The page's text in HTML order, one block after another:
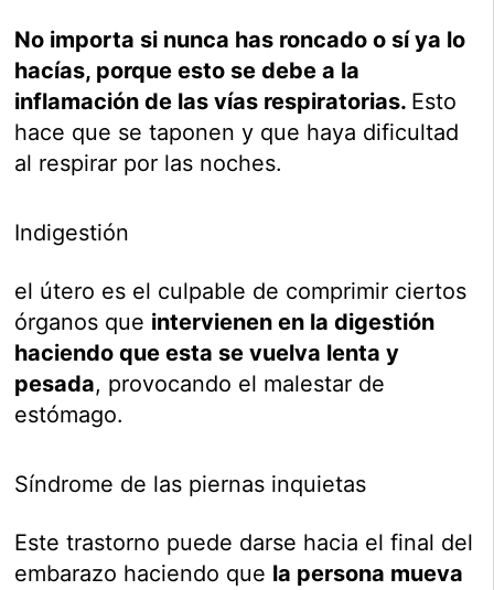
No importa si nunca has roncado o sí ya lo
hacías, porque esto se debe a la
inflamación de las vías respiratorias. Esto
hace que se taponen y que haya dificultad
al respirar por las noches.
Indigestión
el útero es el culpable de comprimir ciertos
órganos que intervienen en la digestión
haciendo que esta se vuelva lenta y
pesada, provocando el malestar de
estómago.
Síndrome de las piernas inquietas
Este trastorno puede darse hacia el final del
embarazo haciendo que la persona mueva